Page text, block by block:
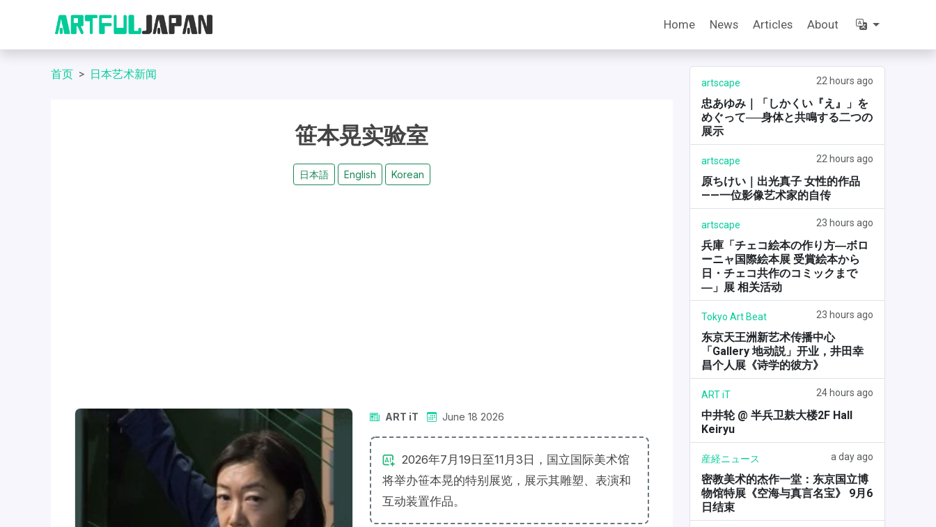
Home News Articles About
首页 日本艺术新闻
笹本晃实验室
日本語 English Korean
ART iT June 18 2026
2026年7月19日至11月3日，国立国际美术馆
将举办笹本晃的特别展览，展示其雕塑、表演和
互动装置作品。
artscape 22 hours ago
忠あゆみ｜「しかくい『え』」を
めぐって──身体と共鳴する二つの
展示
artscape 22 hours ago
原ちけい｜出光真子 女性的作品
——一位影像艺术家的自传
artscape 23 hours ago
兵庫「チェコ絵本の作り方―ボロ
ーニャ国際絵本展 受賞絵本から
日・チェコ共作のコミックまで
―」展 相关活动
Tokyo Art Beat 23 hours ago
东京天王洲新艺术传播中心
「Gallery 地动説」开业，井田幸
昌个人展《诗学的彼方》
ART iT 24 hours ago
中井轮 @ 半兵卫麸大楼2F Hall
Keiryu
産経ニュース a day ago
密教美术的杰作一堂：东京国立博
物馆特展《空海与真言名宝》 9月6
日结束